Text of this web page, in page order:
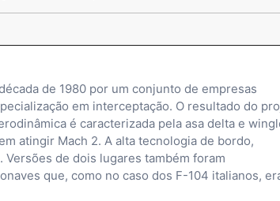
de 1980 por um conjunto de empresas
em interceptação. O resultado do
é caracterizada pela asa delta e
atingir Mach 2. A alta tecnologia de bordo,
de dois lugares também foram
que, como no caso dos F-104 italianos,